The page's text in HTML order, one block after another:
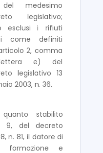
medesimo
legislativo;
esclusi i rifiuti
come definiti
2, comma
e) del
legislativo 13
2003, n. 36.
stabilito
9, del decreto
n. 81, il datore di
formazione e